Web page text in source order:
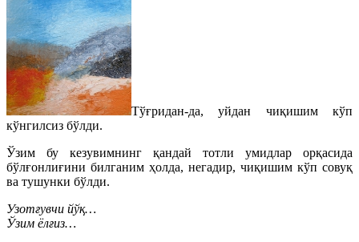
Тўғридан-да, уйдан чиқишим кўп
кўнгилсиз бўлди.
Ўзим бу кезувимнинг қандай тотли умидлар орқасида
бўлғонлиғини билганим ҳолда, негадир, чиқишим кўп совуқ
ва тушунки бўлди.
Узотғувчи йўқ…
Ўзим ёлғиз…